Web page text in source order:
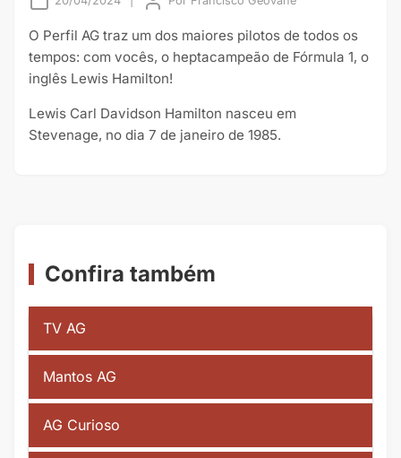
O Perfil AG traz um dos maiores pilotos de todos os
tempos: com vocês, o heptacampeão de Fórmula 1, o
inglês Lewis Hamilton!
Lewis Carl Davidson Hamilton nasceu em
Stevenage, no dia 7 de janeiro de 1985.
Confira também
TV AG
Mantos AG
AG Curioso